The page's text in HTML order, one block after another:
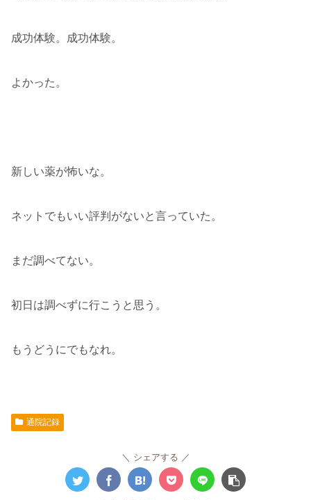
成功体験。成功体験。
よかった。
新しい薬が怖いな。
ネットでもいい評判がないと言っていた。
まだ調べてない。
初日は調べずに行こうと思う。
もうどうにでもなれ。
通院記録
シェアする